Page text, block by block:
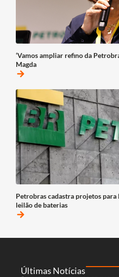
‘Vamos ampliar refino da
Magda
arrow_forward
Petrobras cadastra projetos para
leilão de baterias
arrow_forward
Últimas Notícias